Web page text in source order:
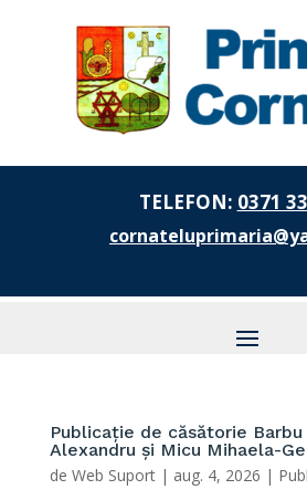
TELEFON: 0371
Publicație de căsătorie
Alexandru și Micu Mihaela-
de Web Suport| aug. 4, 2026 |